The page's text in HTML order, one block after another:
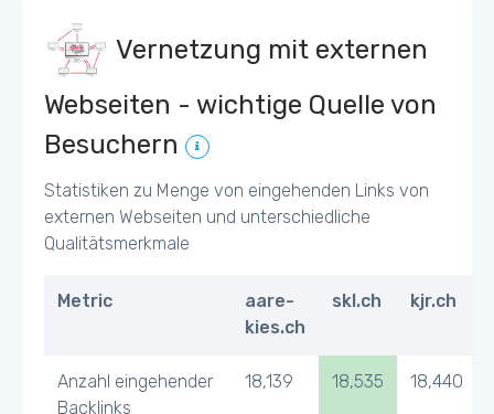
Vernetzung mit externen
Webseiten - wichtige Quelle von
Besuchern
Statistiken zu Menge von eingehenden Links von
externen Webseiten und unterschiedliche
Qualitätsmerkmale
Metric
aare-
kies.ch
skl.ch kjr.ch
Anzahl eingehender
Backlinks
18,139 18,535 18,440